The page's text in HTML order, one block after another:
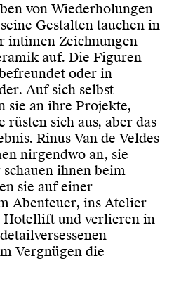
von Wiederholungen
Gestalten tauchen in
intimen Zeichnungen
auf. Die Figuren
oder in
Auf sich selbst
sie an ihre Projekte,
rüsten sich aus, aber das
Rinus Van de Veldes
nirgendwo an, sie
ihnen beim
sie auf einer
Abenteuer, ins Atelier
Hotellift und verlieren in
Vergnügen die